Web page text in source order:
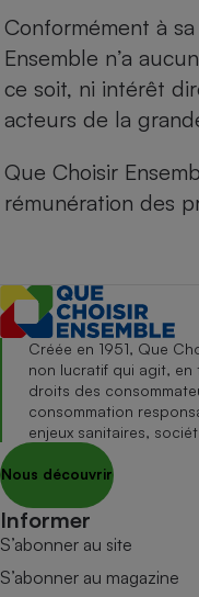
Conformément à
Ensemble n’a
ce soit, ni intérêt
acteurs de la
Que Choisir
rémunération des
Créée en 1951, Que
non lucratif qui agit,
droits des
consommation
enjeux sanitaires,
Nous découvrir
Informer
S’abonner au site
S’abonner au magazine